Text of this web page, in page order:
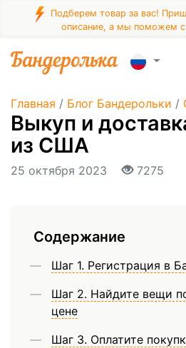
Подберем товар за вас!
описание, а мы поможем
Главная / Блог Бандерольки /
Выкуп и
из США
25 октября 2023 7275
Содержание
Шаг 1. Регистрация в
Шаг 2. Найдите вещи
цене
Шаг 3. Оплатите